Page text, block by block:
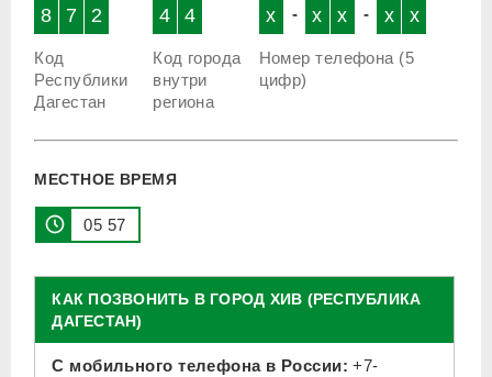
8 7 2
Код
Республики
Дагестан
4 4
Код города
внутри
региона
x - x x - x x
Номер телефона (5
цифр)
МЕСТНОЕ ВРЕМЯ
05 57
КАК ПОЗВОНИТЬ В ГОРОД ХИВ (РЕСПУБЛИКА
ДАГЕСТАН)
С мобильного телефона в России: +7-